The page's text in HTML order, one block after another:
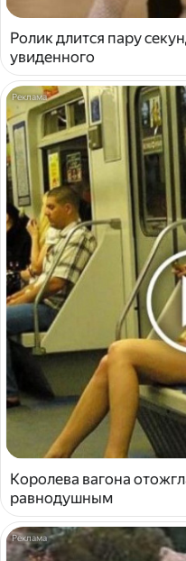
Ролик длится пару
увиденного
Королева вагона
равнодушным